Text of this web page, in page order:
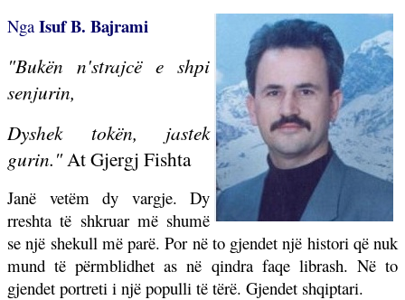
Nga Isuf B. Bajrami
"Bukën n'strajcë e shpi
senjurin,
Dyshek tokën, jastek
gurin."At Gjergj Fishta
Janë vetëm dy vargje. Dy
rreshta të shkruar më shumë
se një shekull më parë. Por në to gjendet një histori që nuk
mund të përmblidhet as në qindra faqe librash. Në to
gjendet portreti i një populli të tërë. Gjendet shqiptari.